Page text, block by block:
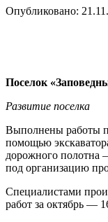
Опубликовано:
Поселок
Развитие поселка
Выполнены работы
помощью
дорожного полотна
под организацию
Специалистами
работ за октябрь —